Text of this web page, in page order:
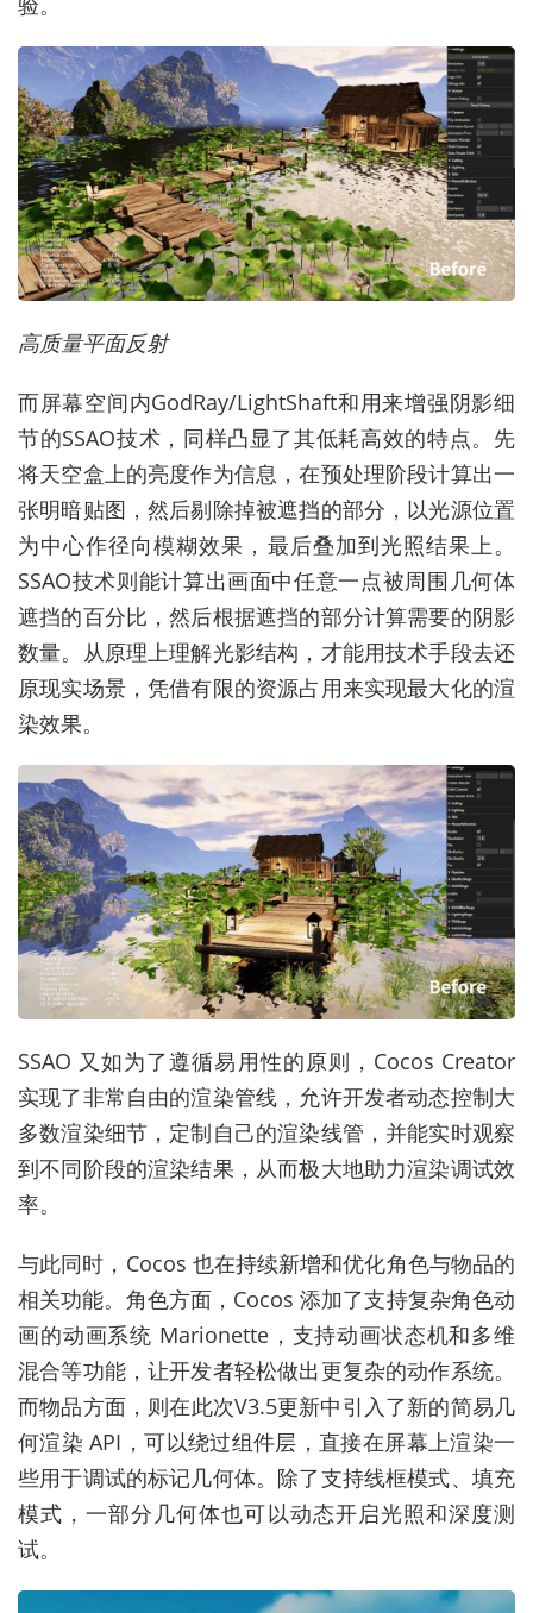
高质量平面反射
而屏幕空间内GodRay/LightShaft和用来增强阴影细
节的SSAO技术，同样凸显了其低耗高效的特点。先
将天空盒上的亮度作为信息，在预处理阶段计算出一
张明暗贴图，然后剔除掉被遮挡的部分，以光源位置
为中心作径向模糊效果，最后叠加到光照结果上。
SSAO技术则能计算出画面中任意一点被周围几何体
遮挡的百分比，然后根据遮挡的部分计算需要的阴影
数量。从原理上理解光影结构，才能用技术手段去还
原现实场景，凭借有限的资源占用来实现最大化的渲
染效果。
SSAO 又如为了遵循易用性的原则，Cocos Creator
实现了非常自由的渲染管线，允许开发者动态控制大
多数渲染细节，定制自己的渲染线管，并能实时观察
到不同阶段的渲染结果，从而极大地助力渲染调试效
率。
与此同时，Cocos 也在持续新增和优化角色与物品的
相关功能。角色方面，Cocos 添加了支持复杂角色动
画的动画系统 Marionette，支持动画状态机和多维
混合等功能，让开发者轻松做出更复杂的动作系统。
而物品方面，则在此次V3.5更新中引入了新的简易几
何渲染 API，可以绕过组件层，直接在屏幕上渲染一
些用于调试的标记几何体。除了支持线框模式、填充
模式，一部分几何体也可以动态开启光照和深度测
试。